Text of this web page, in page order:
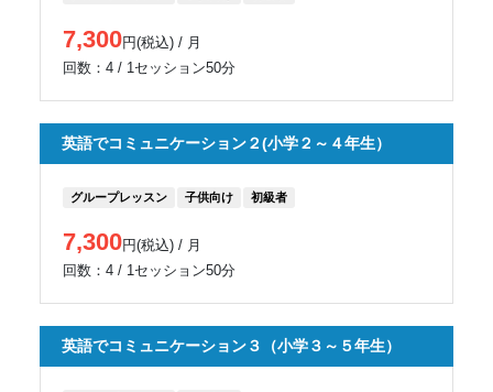
7,300円(税込) / 月
回数：4 / 1セッション50分
英語でコミュニケーション２(小学２～４年生）
グループレッスン 子供向け 初級者
7,300円(税込) / 月
回数：4 / 1セッション50分
英語でコミュニケーション３（小学３～５年生）